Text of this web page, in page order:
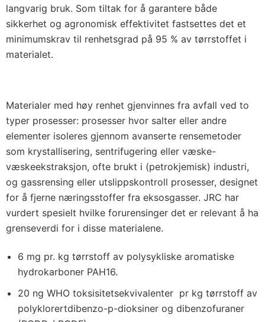
langvarig bruk. Som tiltak for å garantere både
sikkerhet og agronomisk effektivitet fastsettes det et
minimumskrav til renhetsgrad på 95 % av tørrstoffet i
materialet.
Materialer med høy renhet gjenvinnes fra avfall ved to
typer prosesser: prosesser hvor salter eller andre
elementer isoleres gjennom avanserte rensemetoder
som krystallisering, sentrifugering eller væske-
væskeekstraksjon, ofte brukt i (petrokjemisk) industri,
og gassrensing eller utslippskontroll prosesser, designet
for å fjerne næringsstoffer fra eksosgasser. JRC har
vurdert spesielt hvilke forurensinger det er relevant å ha
grenseverdi for i disse materialene.
6 mg pr. kg tørrstoff av polysykliske aromatiske
hydrokarboner PAH16.
20 ng WHO toksisitetsekvivalenter pr kg tørrstoff av
polyklorertdibenzo-p-dioksiner og dibenzofuraner